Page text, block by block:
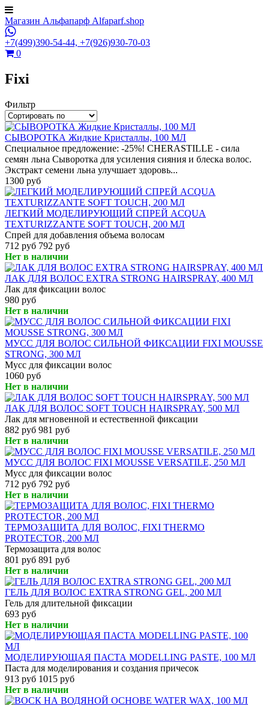
Магазин Альфапарф Alfaparf.shop
+7(499)390-54-44, +7(926)930-70-03
0
Fixi
Фильтр
СЫВОРОТКА Жидкие Кристаллы, 100 МЛ
Специальное предложение: -25%! CHERASTILLE - сила
семян льна Сыворотка для усиления сияния и блеска волос.
Экстракт семени льна улучшает здоровь...
1300 руб
ЛЕГКИЙ МОДЕЛИРУЮЩИЙ СПРЕЙ ACQUA
TEXTURIZZANTE SOFT TOUCH, 200 МЛ
Спрей для добавления объема волосам
712 руб 792 руб
Нет в наличии
ЛАК ДЛЯ ВОЛОС EXTRA STRONG HAIRSPRAY, 400 МЛ
Лак для фиксации волос
980 руб
Нет в наличии
МУСС ДЛЯ ВОЛОС СИЛЬНОЙ ФИКСАЦИИ FIXI MOUSSE
STRONG, 300 МЛ
Мусс для фиксации волос
1060 руб
Нет в наличии
ЛАК ДЛЯ ВОЛОС SOFT TOUCH HAIRSPRAY, 500 МЛ
Лак для мгновенной и естественной фиксации
882 руб 981 руб
Нет в наличии
МУСС ДЛЯ ВОЛОС FIXI MOUSSE VERSATILE, 250 МЛ
Мусс для фиксации волос
712 руб 792 руб
Нет в наличии
ТЕРМОЗАЩИТА ДЛЯ ВОЛОС, FIXI THERMO
PROTECTOR, 200 МЛ
Термозащита для волос
801 руб 891 руб
Нет в наличии
ГЕЛЬ ДЛЯ ВОЛОС EXTRA STRONG GEL, 200 МЛ
Гель для длительной фиксации
693 руб
Нет в наличии
МОДЕЛИРУЮЩАЯ ПАСТА MODELLING PASTE, 100 МЛ
Паста для моделирования и создания причесок
913 руб 1015 руб
Нет в наличии